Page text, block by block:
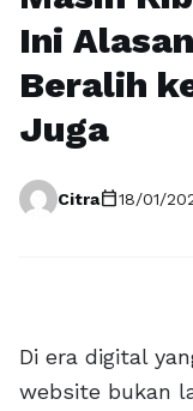
Ini
Beralih
Juga
Citracalendar_today18/01/
Di era digital
website bukan